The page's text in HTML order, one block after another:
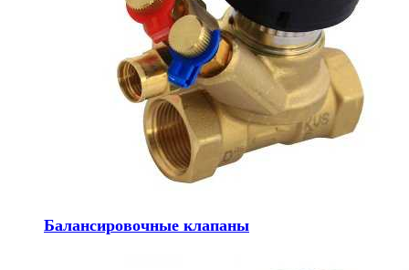
Балансировочные клапаны